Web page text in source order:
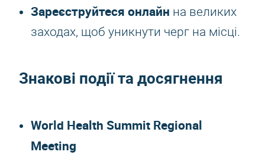
Зареєструйтеся онлайн на великих
заходах, щоб уникнути черг на місці.
Знакові події та досягнення
World Health Summit Regional
Meeting